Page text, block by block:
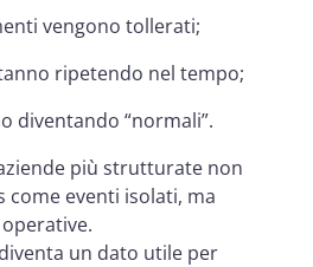
vengono tollerati;
ripetendo nel tempo;
diventando “normali”.
più strutturate non
eventi isolati, ma
un dato utile per